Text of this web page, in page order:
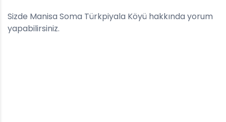
Sizde Manisa Soma Türkpiyala Köyü hakkında yorum
yapabilirsiniz.